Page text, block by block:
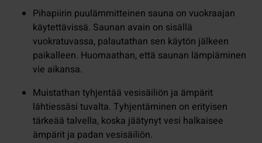
Pihapiirin puulämmitteinen sauna on vuokraajan
käytettävissä. Saunan avain on sisällä
vuokratuvassa, palautathan sen käytön jälkeen
paikalleen. Huomaathan, että saunan lämpiäminen
vie aikansa.
Muistathan tyhjentää vesisäiliön ja ämpärit
lähtiessäsi tuvalta. Tyhjentäminen on erityisen
tärkeää talvella, koska jäätynyt vesi halkaisee
ämpärit ja padan vesisäiliön.